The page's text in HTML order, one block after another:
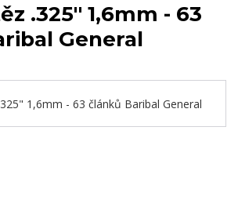
.325" 1,6mm - 63
General